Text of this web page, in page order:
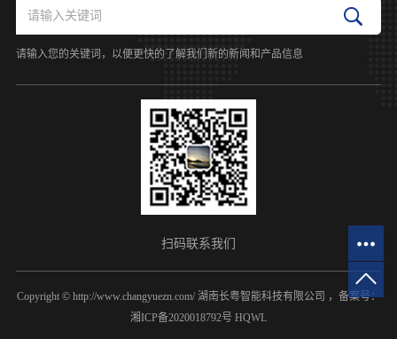
请输入您的关键词，以便更快的了解我们新的新闻和产品信息
扫码联系我们
Copyright © http://www.changyuezn.com/ 湖南长粤智能科技有限公司 ，备案号：
湘ICP备2020018792号 HQWL